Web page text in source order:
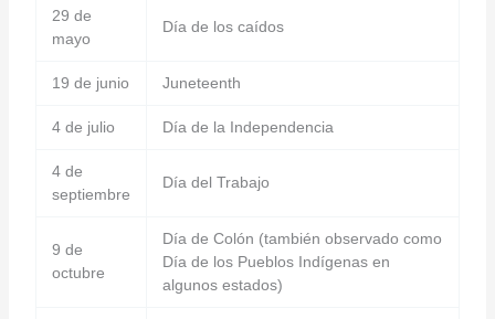
29 de
mayo
Día de los caídos
19 de junio Juneteenth
4 de julio Día de la Independencia
4 de
septiembre
Día del Trabajo
9 de
octubre
Día de Colón (también observado como
Día de los Pueblos Indígenas en
algunos estados)